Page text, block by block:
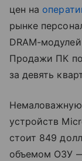
цен на
рынке
DRAM-
Продажи ПК
за девять
устройств
стоит 849
объемом ОЗУ